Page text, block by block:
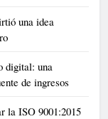
una idea
digital: una
de ingresos
la ISO 9001:2015